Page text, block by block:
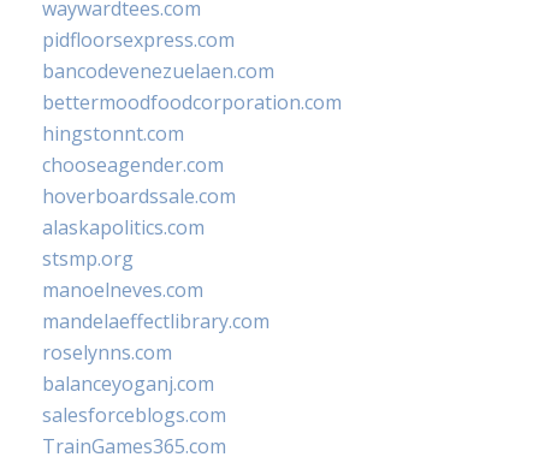
waywardtees.com
pidfloorsexpress.com
bancodevenezuelaen.com
bettermoodfoodcorporation.com
hingstonnt.com
chooseagender.com
hoverboardssale.com
alaskapolitics.com
stsmp.org
manoelneves.com
mandelaeffectlibrary.com
roselynns.com
balanceyoganj.com
salesforceblogs.com
TrainGames365.com